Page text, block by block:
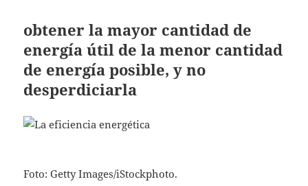
obtener la mayor cantidad de
energía útil de la menor cantidad
de energía posible, y no
desperdiciarla
Foto: Getty Images/iStockphoto.